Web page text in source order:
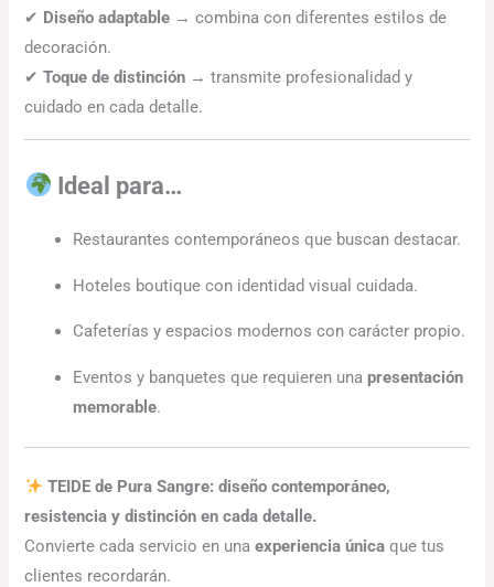
✔ Diseño adaptable → combina con diferentes estilos de
decoración.
✔Toque de distinción → transmite profesionalidad y
cuidado en cada detalle.
Ideal para…
Restaurantes contemporáneos que buscan destacar.
Hoteles boutique con identidad visual cuidada.
Cafeterías y espacios modernos con carácter propio.
Eventos y banquetes que requieren unapresentación
memorable.
TEIDE de Pura Sangre: diseño contemporáneo,
resistencia y distinción en cada detalle.
Convierte cada servicio en unaexperiencia única que tus
clientes recordarán.